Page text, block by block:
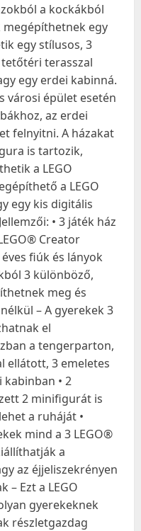
a kockákból
megépíthetnek egy
egy stílusos, 3
terasszal
egy erdei kabinná.
városi épület esetén
az erdei
felnyitni. A házakat
is tartozik,
a LEGO
a LEGO
egy kis digitális
• 3 játék ház
Creator
fiúk és lányok
3 különböző,
meg és
– A gyerekek 3
el
a tengerparton,
ellátott, 3 emeletes
• 2
2 minifigurát is
a ruháját •
mind a 3 LEGO®
a
az éjjeliszekrényen
– Ezt a LEGO
gyerekeknek
részletgazdag